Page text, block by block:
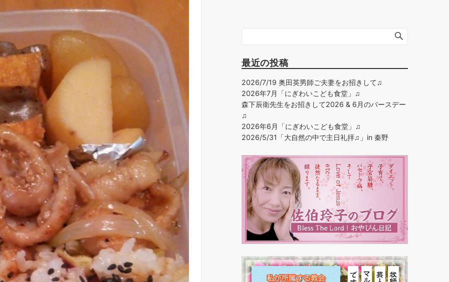
最近の投稿
2026/7/19 奥田英男師ご夫妻をお招きして♫
2026年7月「にぎわいこども食堂」♫
森下辰衛先生をお招きして2026 & 6月のバースデー
♫
2026年6月「にぎわいこども食堂」♫
2026/5/31「大自然の中で主日礼拝♫」in 秦野